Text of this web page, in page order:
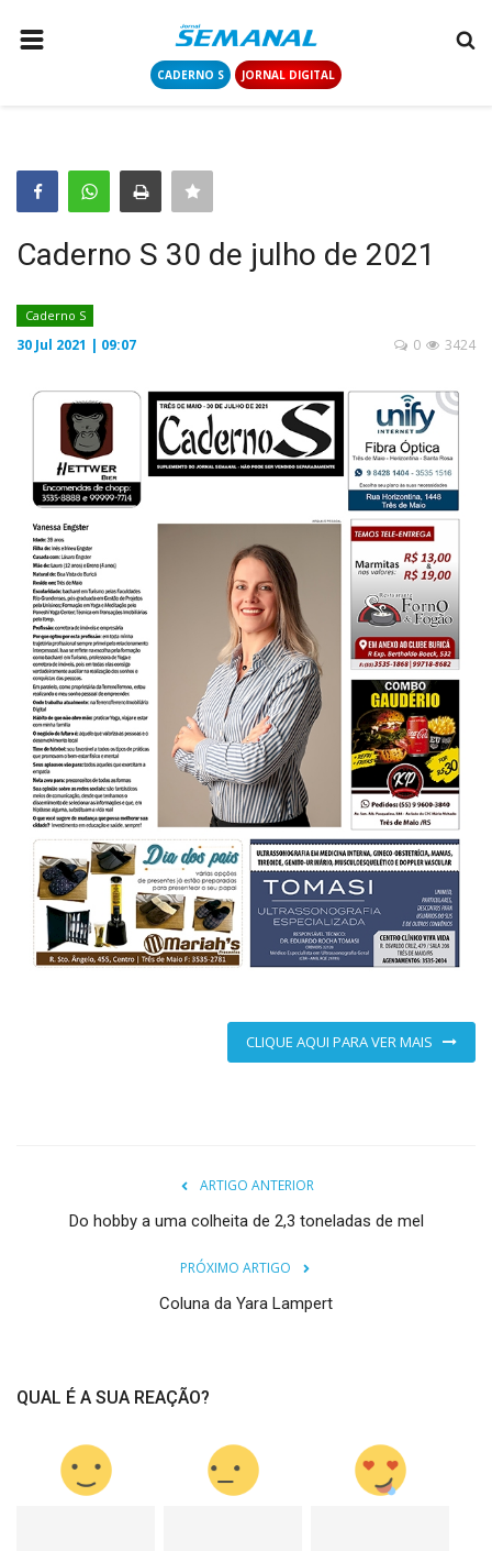
CADERNO S JORNAL DIGITAL
COLUNISTAS
CONTATO
LOGIN
CADASTRAR
JORNAL DIGITAL
Caderno S 30 de julho de 2021
Caderno S
30 Jul 2021 | 09:07 3424
0
CLIQUE AQUI PARA VER MAIS
ARTIGO ANTERIOR
Do hobby a uma colheita de 2,3 toneladas de mel
PRÓXIMO ARTIGO
Coluna da Yara Lampert
QUAL É A SUA REAÇÃO?